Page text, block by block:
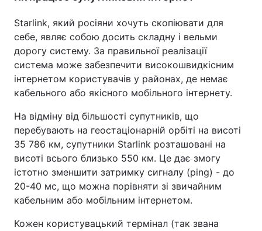
Starlink, який росіяни хочуть скопіювати для
себе, являє собою досить складну і вельми
дорогу систему. За правильної реалізації
система може забезпечити високошвидкісним
інтернетом користувачів у районах, де немає
кабельного або якісного мобільного інтернету.
На відміну від більшості супутників, що
перебувають на геостаціонарній орбіті на висоті
35 786 км, супутники Starlink розташовані на
висоті всього близько 550 км. Це дає змогу
істотно зменшити затримку сигналу (ping) - до
20-40 мс, що можна порівняти зі звичайним
кабельним або мобільним інтернетом.
Кожен користувацький термінал (так звана